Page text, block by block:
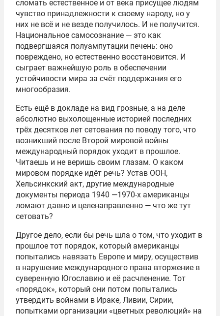
сломать естественное и от века присущее людям
чувство принадлежности к своему народу, но у
них не всё и не везде получилось. И не получится.
Национальное самосознание — это как
подвергшаяся полуампутации печень: оно
повреждено, но естественно восстановится. И
сыграет важнейшую роль в обеспечении
устойчивости мира за счёт поддержания его
многообразия.
Есть ещё в докладе на вид грозные, а на деле
абсолютно выхолощенные историей последних
трёх десятков лет сетования по поводу того, что
возникший после Второй мировой войны
международный порядок уходит в прошлое.
Читаешь и не веришь своим глазам. О каком
мировом порядке идёт речь? Устав ООН,
Хельсинкский акт, другие международные
документы периода 1940 —1970-х американцы
ломают давно и целенаправленно — что же тут
сетовать?
Другое дело, если бы речь шла о том, что уходит в
прошлое тот порядок, который американцы
попытались навязать Европе и миру, осуществив
в нарушение международного права вторжение в
суверенную Югославию и её расчленение. Тот
«порядок», который они потом попытались
утвердить войнами в Ираке, Ливии, Сирии,
попытками организации «цветных революций» на